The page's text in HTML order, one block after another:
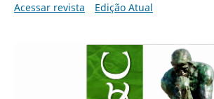
Acessar revista
Edição Atual